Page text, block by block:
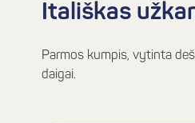
Itališkas
Parmos kumpis, vytinta
daigai.